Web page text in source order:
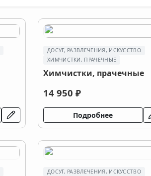
ДОСУГ, РАЗВЛЕЧЕНИЯ, ИСКУССТВО
ХИМЧИСТКИ, ПРАЧЕЧНЫЕ
Химчистки, прачечные
14 950 ₽
Подробнее
ДОСУГ, РАЗВЛЕЧЕНИЯ, ИСКУССТВО